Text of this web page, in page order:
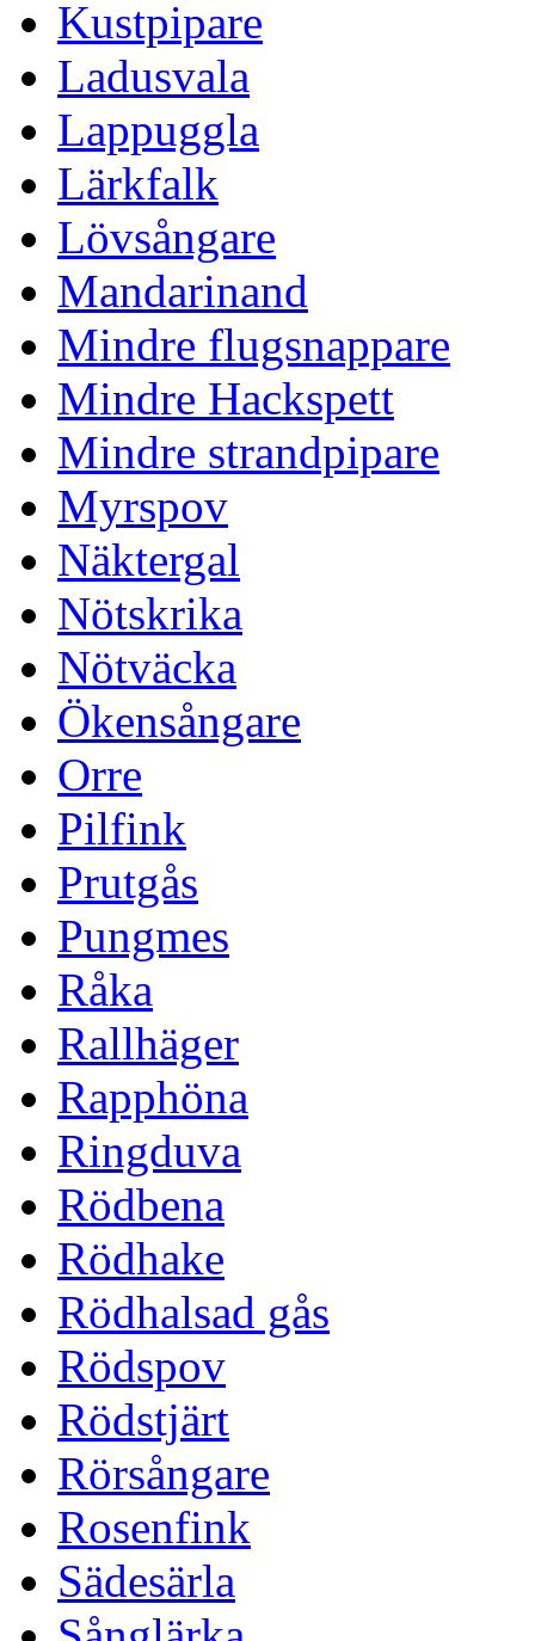
Kustpipare
Ladusvala
Lappuggla
Lärkfalk
Lövsångare
Mandarinand
Mindre flugsnappare
Mindre Hackspett
Mindre strandpipare
Myrspov
Näktergal
Nötskrika
Nötväcka
Ökensångare
Orre
Pilfink
Prutgås
Pungmes
Råka
Rallhäger
Rapphöna
Ringduva
Rödbena
Rödhake
Rödhalsad gås
Rödspov
Rödstjärt
Rörsångare
Rosenfink
Sädesärla